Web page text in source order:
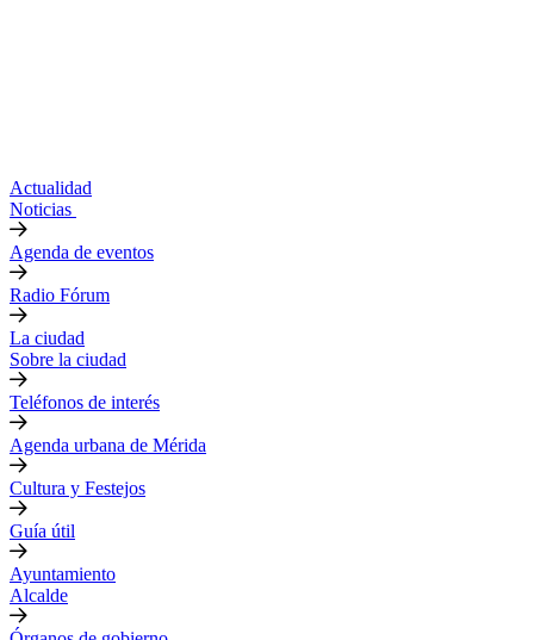
Actualidad
Noticias
Agenda de eventos
Radio Fórum
La ciudad
Sobre la ciudad
Teléfonos de interés
Agenda urbana de Mérida
Cultura y Festejos
Guía útil
Ayuntamiento
Alcalde